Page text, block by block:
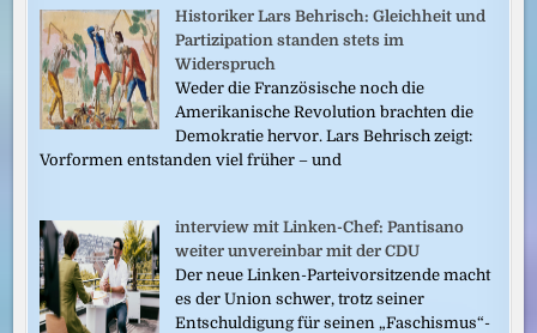
Historiker Lars Behrisch: Gleichheit und
Partizipation standen stets im
Widerspruch
Weder die Französische noch die
Amerikanische Revolution brachten die
Demokratie hervor. Lars Behrisch zeigt:
Vorformen entstanden viel früher – und
interview mit Linken-Chef: Pantisano
weiter unvereinbar mit der CDU
Der neue Linken-Parteivorsitzende macht
es der Union schwer, trotz seiner
Entschuldigung für seinen „Faschismus“-